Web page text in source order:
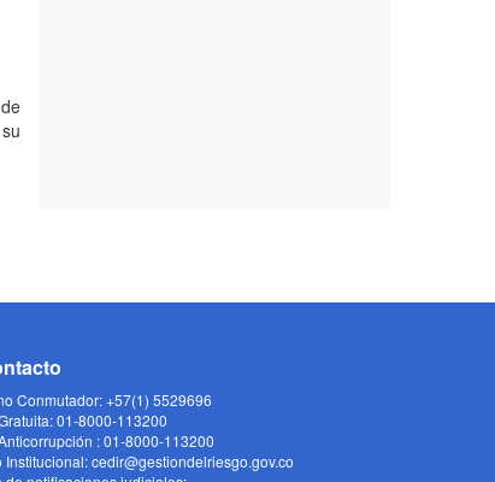
Conmutador: +57(1) 5529696
01-8000-113200
: 01-8000-113200
Institucional: cedir@gestiondelriesgo.gov.co